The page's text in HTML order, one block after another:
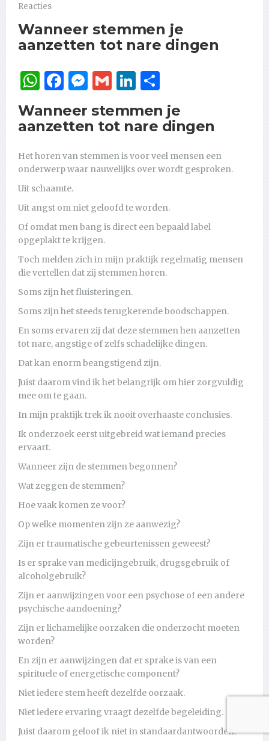
Reacties
Wanneer stemmen je
aanzetten tot nare dingen
WhatsApp
Facebook
Messenger
GmailLinkedIn
Wanneer stemmen je
aanzetten tot nare dingen
Het horen van stemmen is voor veel mensen een
onderwerp waar nauwelijks over wordt gesproken.
Uit schaamte.
Uit angst om niet geloofd te worden.
Of omdat men bang is direct een bepaald label
opgeplakt te krijgen.
Toch melden zich in mijn praktijk regelmatig mensen
die vertellen dat zij stemmen horen.
Soms zijn het fluisteringen.
Soms zijn het steeds terugkerende boodschappen.
En soms ervaren zij dat deze stemmen hen aanzetten
tot nare, angstige of zelfs schadelijke dingen.
Dat kan enorm beangstigend zijn.
Juist daarom vind ik het belangrijk om hier zorgvuldig
mee om te gaan.
In mijn praktijk trek ik nooit overhaaste conclusies.
Ik onderzoek eerst uitgebreid wat iemand precies
ervaart.
Wanneer zijn de stemmen begonnen?
Wat zeggen de stemmen?
Hoe vaak komen ze voor?
Op welke momenten zijn ze aanwezig?
Zijn er traumatische gebeurtenissen geweest?
Is er sprake van medicijngebruik, drugsgebruik of
alcoholgebruik?
Zijn er aanwijzingen voor een psychose of een andere
psychische aandoening?
Zijn er lichamelijke oorzaken die onderzocht moeten
worden?
En zijn er aanwijzingen dat er sprake is van een
spirituele of energetische component?
Niet iedere stem heeft dezelfde oorzaak.
Niet iedere ervaring vraagt dezelfde begeleiding.
Juist daarom geloof ik niet in standaardantwoorden.